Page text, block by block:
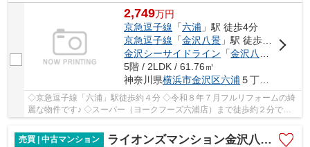
2,749万円
京急逗子線 「六浦 」駅 徒歩4分
京急逗子線 「金沢八景 」駅 徒歩18分
金沢シーサイドライン 「金沢八景
」駅 徒
5階 / 2LDK / 61.76㎡
神奈川県横浜市金沢区六浦 ５丁目21-3
◇京急逗子線「六浦」駅徒歩約４分 ◇令和８年７月フルリフォームの綺
麗な物件です♪ ◇スーパー（ヨークフーズ六浦店）まで徒歩約２分で便
売買 | 中古マンション
ライオンズマンション金沢八景第10 A館